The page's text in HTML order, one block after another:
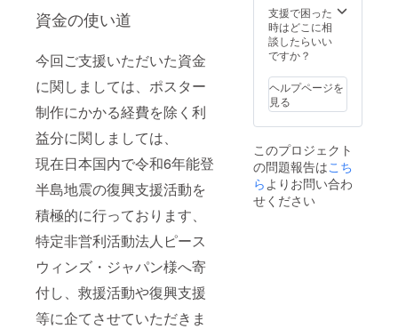
資金の使い道
今回ご支援いただいた資金
に関しましては、ポスター
制作にかかる経費を除く利
益分に関しましては、
現在日本国内で令和6年能登
半島地震の復興支援活動を
積極的に行っております、
特定非営利活動法人ピース
ウィンズ・ジャパン様へ寄
付し、救援活動や復興支援
等に企てさせていただきま
備考欄
に記載
がない
場合は
オスス
メ商品
を選び
送らせ
だきま
す ①西
洋画・
リトグ
ラフ ②
mm ×
100mm
) (A4ポ
スター...
7mm)
(A3ポス
ター…
297×42
(A2ポス
ター…
420×59
4mm)
(A1ポス
支援で困った
時はどこに相
談したらいい
ですか？
ヘルプページを
見る
このプロジェクト
の問題報告はこち
ら よりお問い合わ
せください